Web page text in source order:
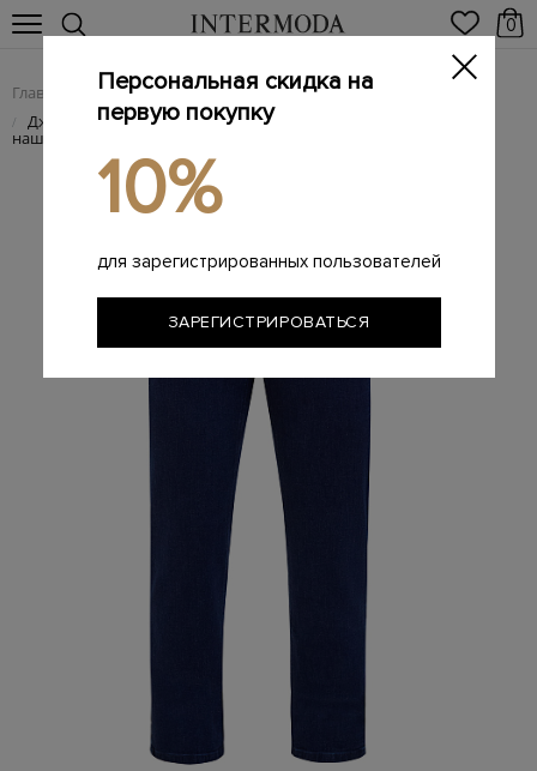
0
Главная Мужчинам / Одежда / Мужские джинсы
/ Джинсы из окрашенного вручную денима с кожаной
нашивкой
Персональная скидка на
первую покупку
10%
для зарегистрированных пользователей
ЗАРЕГИСТРИРОВАТЬСЯ